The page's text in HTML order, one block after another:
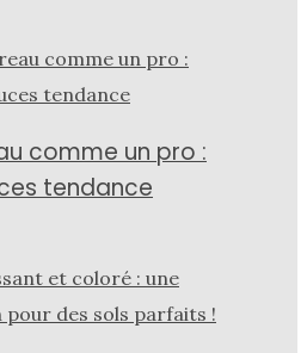
comme un pro :
tendance